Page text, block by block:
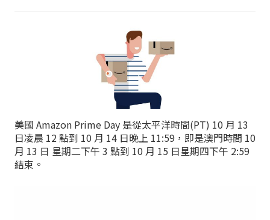
美國 Amazon Prime Day 是從太平洋時間(PT) 10 月 13
日凌晨 12 點到 10 月 14 日晚上 11:59，即是澳門時間 10
月 13 日 星期二下午 3 點到 10 月 15 日星期四下午 2:59
結束。